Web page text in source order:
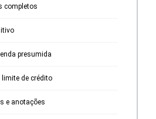
completos
presumida
limite de crédito
e anotações